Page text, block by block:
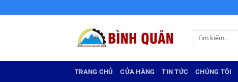
qua
TRANG CHỦ CỬA HÀNG TIN TỨC CHÚNG TÔI